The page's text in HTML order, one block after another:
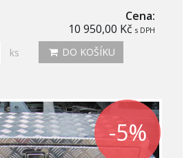
Cena:
10 950,00 Kč s DPH
ks DO KOŠÍKU
-5%